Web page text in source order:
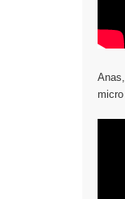
micro